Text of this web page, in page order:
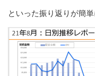
といった振り返りが簡